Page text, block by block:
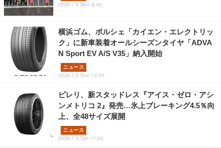
2026.7.6 Mon 8:00
横浜ゴム、ポルシェ「カイエン・エレクトリッ
ク」に新車装着オールシーズンタイヤ「ADVA
N Sport EV A/S V35」納入開始
ニュース
2026.7.5 Sun 13:00
ピレリ、新スタッドレス『アイス・ゼロ・アシ
ンメトリコ 2』発売…氷上ブレーキング4.5％向
上、全48サイズ展開
ニュース
2026.7.4 Sat 17:00